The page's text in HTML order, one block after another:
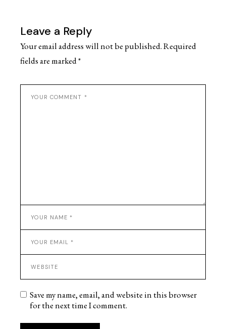
Leave a Reply
Your email address will not be published.Required
fields are marked*
Save my name, email, and website in this browser
for the next time I comment.